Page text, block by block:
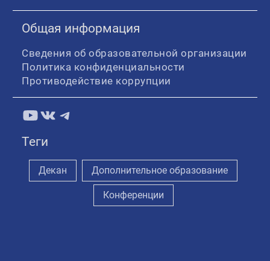
Общая информация
Сведения об образовательной организации
Политика конфиденциальности
Противодействие коррупции
YouTube
ВКонтакте
Telegram
Теги
Декан Дополнительное образование
Конференции